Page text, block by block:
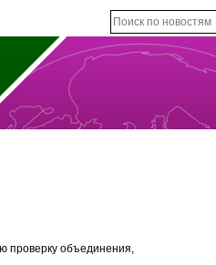
проверку объединения,